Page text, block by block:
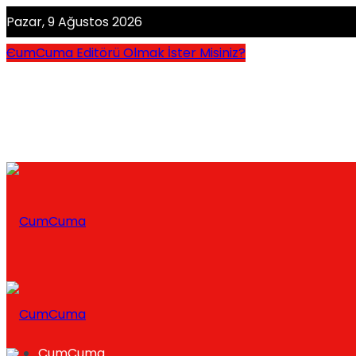
Pazar, 9 Ağustos 2026
CumCuma Editörü Olmak İster Misiniz?